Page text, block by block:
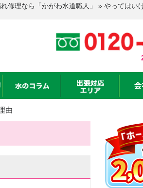
修理なら「かがわ水道職人」 » やってはい
由